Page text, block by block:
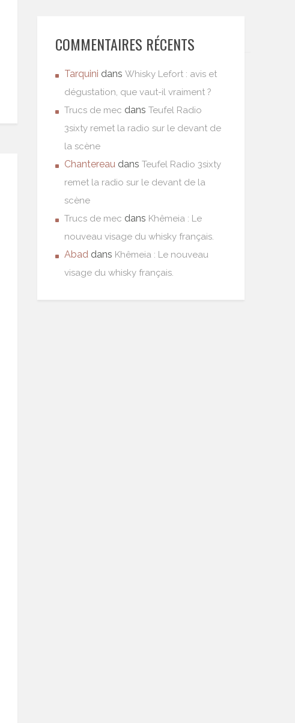
COMMENTAIRES RÉCENTS
Tarquini dans Whisky Lefort : avis et
dégustation, que vaut-il vraiment ?
Trucs de mec dans Teufel Radio
3sixty remet la radio sur le devant de
la scène
Chantereau dans Teufel Radio 3sixty
remet la radio sur le devant de la
scène
Trucs de mec dans Khêmeia : Le
nouveau visage du whisky français.
Abad dans Khêmeia : Le nouveau
visage du whisky français.